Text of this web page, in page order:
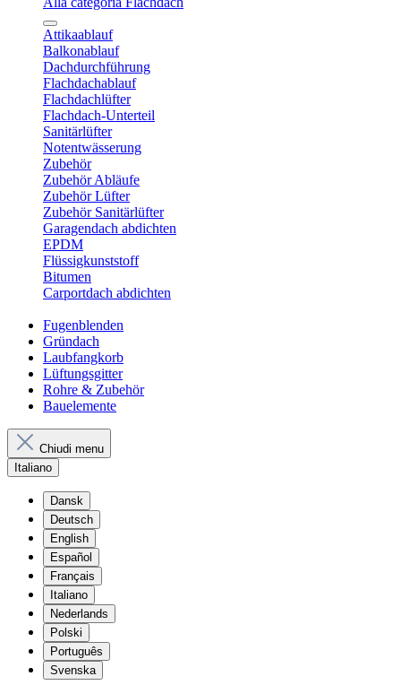
Attikaablauf
Balkonablauf
Dachdurchführung
Flachdachablauf
Flachdachlüfter
Flachdach-Unterteil
Sanitärlüfter
Notentwässerung
Zubehör
Zubehör Abläufe
Zubehör Lüfter
Zubehör Sanitärlüfter
Garagendach abdichten
EPDM
Flüssigkunststoff
Bitumen
Carportdach abdichten
Fugenblenden
Gründach
Laubfangkorb
Lüftungsgitter
Rohre & Zubehör
Bauelemente
Chiudi menu
Italiano
Dansk
Deutsch
English
Español
Français
Italiano
Nederlands
Polski
Português
Svenska